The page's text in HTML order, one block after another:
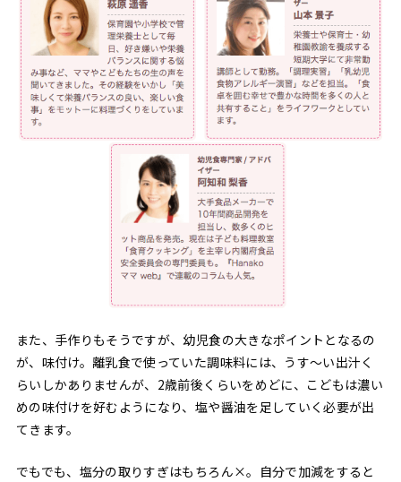
また、手作りもそうですが、幼児食の大きなポイントとなるの
が、味付け。離乳食で使っていた調味料には、うす〜い出汁く
らいしかありませんが、2歳前後くらいをめどに、こどもは濃い
めの味付けを好むようになり、塩や醤油を足していく必要が出
てきます。
でもでも、塩分の取りすぎはもちろん×。自分で加減をすると